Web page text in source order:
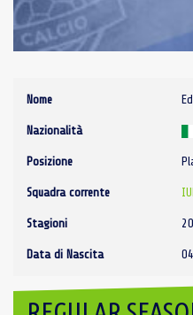
Nome
Nazionalità
Posizione
Squadra corrente
Stagioni
Data di Nascita